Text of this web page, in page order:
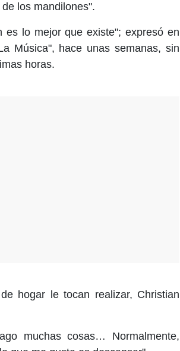
los mandilones".
es lo mejor que existe"; expresó en
Música", hace unas semanas, sin
horas.
hogar le tocan realizar, Christian
muchas cosas… Normalmente,